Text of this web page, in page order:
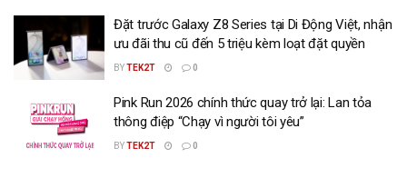
Đặt trước Galaxy Z8 Series tại Di Động Việt, nhận
ưu đãi thu cũ đến 5 triệu kèm loạt đặt quyền
BYTEK2T 0
Pink Run 2026 chính thức quay trở lại: Lan tỏa
thông điệp “Chạy vì người tôi yêu”
BYTEK2T 0